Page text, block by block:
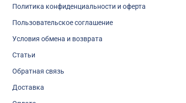
Политика конфиденциальности и оферта
Пользовательское соглашение
Условия обмена и возврата
Статьи
Обратная связь
Доставка